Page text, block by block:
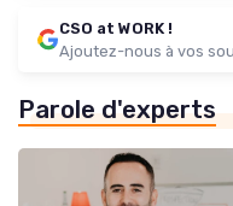
CSO at WORK !
Ajoutez-nous à vos
Parole d'experts